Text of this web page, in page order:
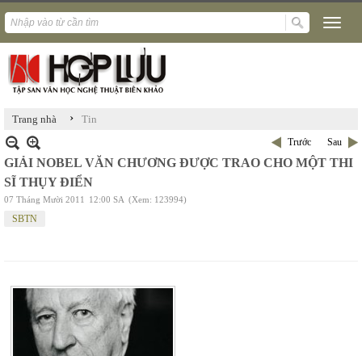
Trang nhà › Tin
Trước Sau
GIẢI NOBEL VĂN CHƯƠNG ĐƯỢC TRAO CHO MỘT THI
SĨ THỤY ĐIỂN
07 Tháng Mười 2011 12:00 SA (Xem: 123994)
SBTN